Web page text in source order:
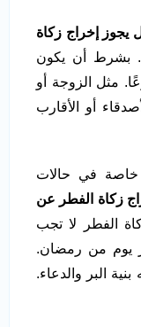
يجوز إخراج زكاة
بشرط أن يكون
مثل الزوجة أو
أو الأقارب
في حالات
زكاة الفطر عن
الفطر لا تجب
من رمضان.
البر والدعاء.